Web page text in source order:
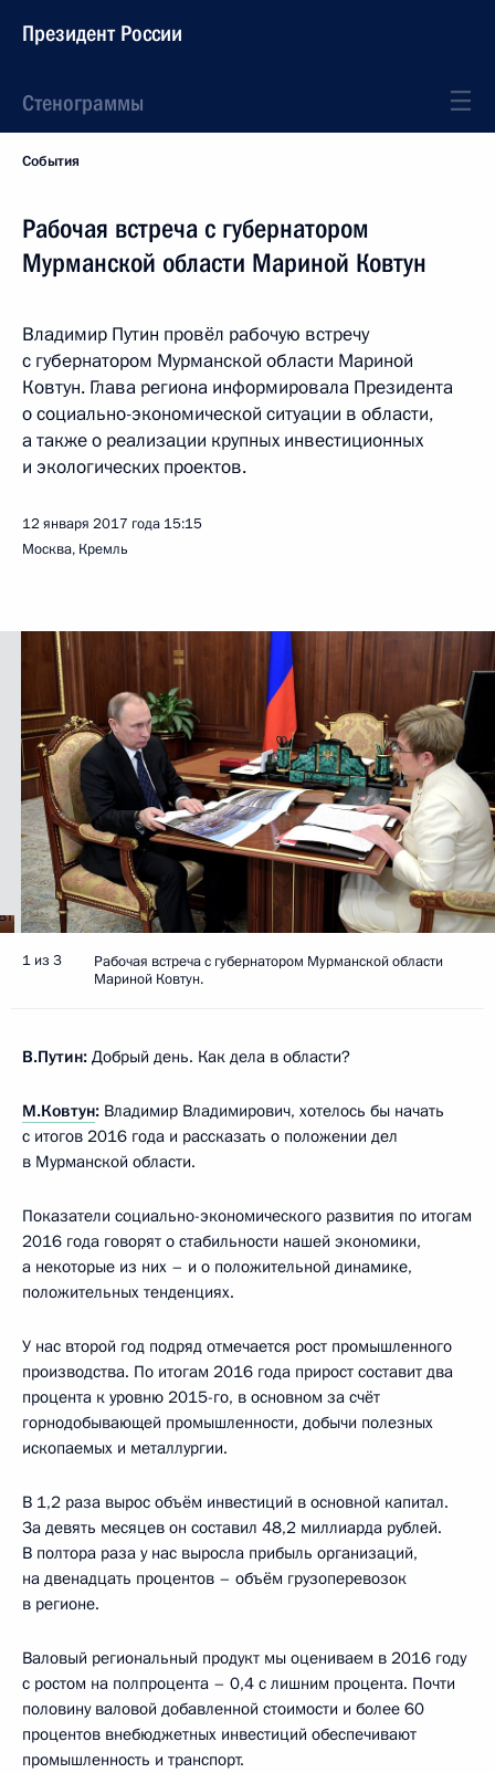
Президент России
Стенограммы
События
Рабочая встреча с губернатором
Мурманской области Мариной Ковтун
Владимир Путин провёл рабочую встречу
с губернатором Мурманской области Мариной
Ковтун. Глава региона информировала Президента
о социально-экономической ситуации в области,
а также о реализации крупных инвестиционных
и экологических проектов.
12 января 2017 года 15:15
Москва, Кремль
1 из 3
Рабочая встреча с губернатором Мурманской области
Мариной Ковтун.
В.Путин: Добрый день. Как дела в области?
М.Ковтун: Владимир Владимирович, хотелось бы начать
с итогов 2016 года и рассказать о положении дел
в Мурманской области.
Показатели социально-экономического развития по итогам
2016 года говорят о стабильности нашей экономики,
а некоторые из них – и о положительной динамике,
положительных тенденциях.
У нас второй год подряд отмечается рост промышленного
производства. По итогам 2016 года прирост составит два
процента к уровню 2015-го, в основном за счёт
горнодобывающей промышленности, добычи полезных
ископаемых и металлургии.
В 1,2 раза вырос объём инвестиций в основной капитал.
За девять месяцев он составил 48,2 миллиарда рублей.
В полтора раза у нас выросла прибыль организаций,
на двенадцать процентов – объём грузоперевозок
в регионе.
Валовый региональный продукт мы оцениваем в 2016 году
с ростом на полпроцента – 0,4 с лишним процента. Почти
половину валовой добавленной стоимости и более 60
процентов внебюджетных инвестиций обеспечивают
промышленность и транспорт.